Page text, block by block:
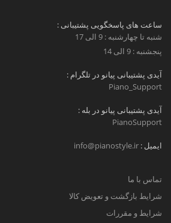
ساعت های پاسخگویی پشتیبانی :
شنبه تا چهارشنبه : 9 الی 17
پنجشنبه : 9 الی 14
آیدی پشتیبانی پیانو در تلگرام :
Piano_Support
آیدی پشتیبانی پیانو در بله :
PianoSupport
ایمیل : info@pianostyle.ir
تماس با ما
شرایط بازگشت و تعویض کالا
شرایط و مقررات